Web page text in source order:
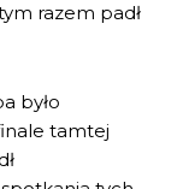
razem padł
było
tamtej